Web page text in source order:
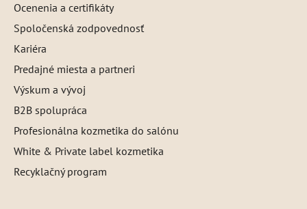
Ocenenia a certifikáty
Spoločenská zodpovednosť
Kariéra
Predajné miesta a partneri
Výskum a vývoj
B2B spolupráca
Profesionálna kozmetika do salónu
White & Private label kozmetika
Recyklačný program